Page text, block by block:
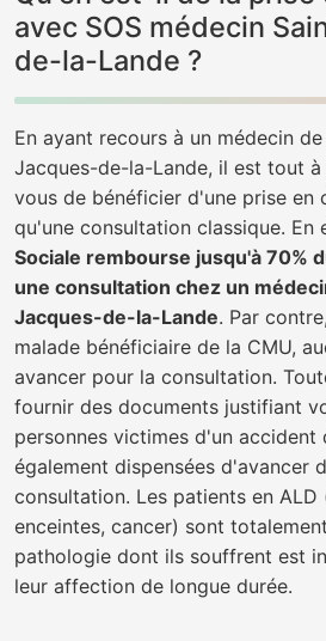
avec SOS médecin
de-la-Lande ?
En ayant recours à un médecin
Jacques-de-la-Lande, il est tout
vous de bénéficier d'une prise en
qu'une consultation classique. En
Sociale rembourse jusqu'à 70%
une consultation chez un
Jacques-de-la-Lande. Par
malade bénéficiaire de la CMU,
avancer pour la consultation.
fournir des documents justifiant
personnes victimes d'un accident
également dispensées d'avancer
consultation. Les patients en ALD
enceintes, cancer) sont
pathologie dont ils souffrent est
leur affection de longue durée.